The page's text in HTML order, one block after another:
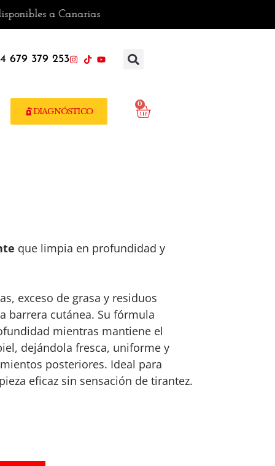
a Canarias
679 379 253
DIAGNÓSTICO
0
que limpia en profundidad y
exceso de grasa y residuos
barrera cutánea. Su fórmula
mientras mantiene el
dejándola fresca, uniforme y
posteriores. Ideal para
eficaz sin sensación de tirantez.